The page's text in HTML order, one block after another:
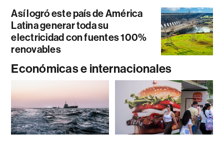
Así logró este país de América
Latina generar toda su
electricidad con fuentes 100%
renovables
Económicas e internacionales